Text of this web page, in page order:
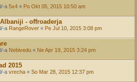
a 5x4 « Po Okt 05, 2015 10:50 am
- offroaderja
a RangeRover « Pe Jul 10, 2015 3:08 pm
a Nebivedu « Ne Apr 19, 2015 3:24 pm
2015
a vrecha « So Mar 28, 2015 12:37 pm